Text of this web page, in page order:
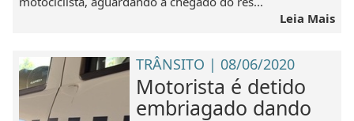
Leia Mais
TRÂNSITO | 08/06/2020
Motorista é detido
embriagado dando